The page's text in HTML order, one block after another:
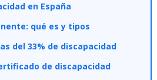
en España
qué es y tipos
del 33% de discapacidad
de discapacidad